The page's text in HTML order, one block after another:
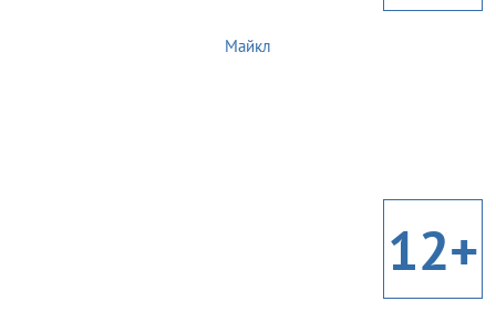
Майкл
12+